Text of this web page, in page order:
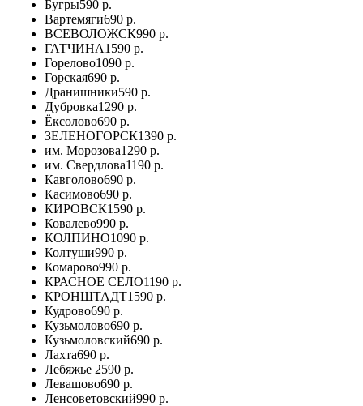
Бугры590 р.
Вартемяги690 р.
ВСЕВОЛОЖСК990 р.
ГАТЧИНА1590 р.
Горелово1090 р.
Горская690 р.
Дранишники590 р.
Дубровка1290 р.
Ёксолово690 р.
ЗЕЛЕНОГОРСК1390 р.
им. Морозова1290 р.
им. Свердлова1190 р.
Кавголово690 р.
Касимово690 р.
КИРОВСК1590 р.
Ковалево990 р.
КОЛПИНО1090 р.
Колтуши990 р.
Комарово990 р.
КРАСНОЕ СЕЛО1190 р.
КРОНШТАДТ1590 р.
Кудрово690 р.
Кузьмолово690 р.
Кузьмоловский690 р.
Лахта690 р.
Лебяжье 2590 р.
Левашово690 р.
Ленсоветовский990 р.